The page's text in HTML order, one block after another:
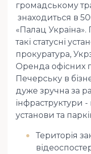
громадському
знаходиться в
«Палац Україна».
такі статусні
прокуратура,
Оренда офісних
Печерську в
дуже зручна за
інфраструктури -
установи та
Територія